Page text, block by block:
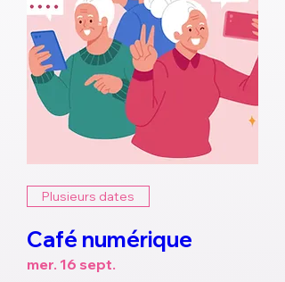
Plusieurs dates
Café numérique
mer. 16 sept.